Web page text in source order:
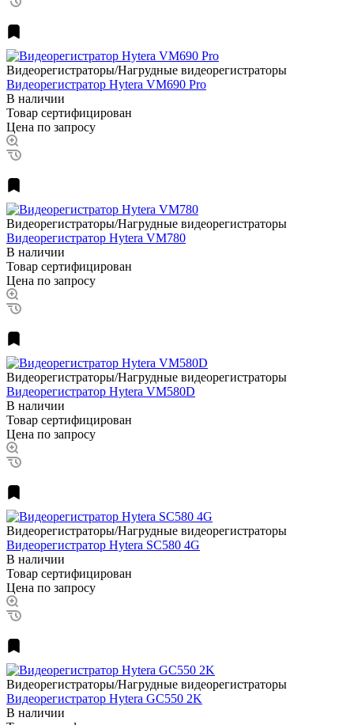
Видеорегистраторы/Нагрудные видеорегистраторы
Видеорегистратор Hytera VM690 Pro
В наличии
Товар сертифицирован
Цена по запросу
Видеорегистраторы/Нагрудные видеорегистраторы
Видеорегистратор Hytera VM780
В наличии
Товар сертифицирован
Цена по запросу
Видеорегистраторы/Нагрудные видеорегистраторы
Видеорегистратор Hytera VM580D
В наличии
Товар сертифицирован
Цена по запросу
Видеорегистраторы/Нагрудные видеорегистраторы
Видеорегистратор Hytera SC580 4G
В наличии
Товар сертифицирован
Цена по запросу
Видеорегистраторы/Нагрудные видеорегистраторы
Видеорегистратор Hytera GC550 2K
В наличии